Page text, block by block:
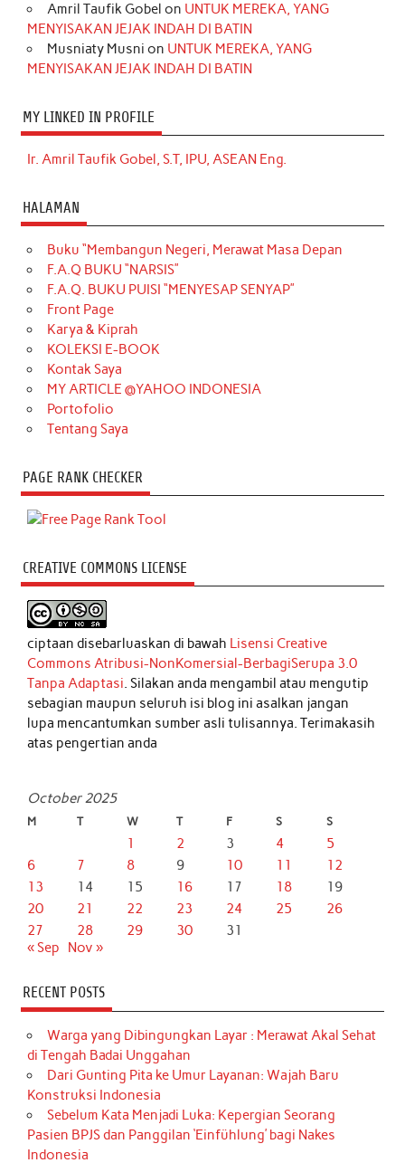
Amril Taufik Gobel on UNTUK MEREKA, YANG
MENYISAKAN JEJAK INDAH DI BATIN
Musniaty Musni on UNTUK MEREKA, YANG
MENYISAKAN JEJAK INDAH DI BATIN
MY LINKED IN PROFILE
Ir. Amril Taufik Gobel, S.T, IPU, ASEAN Eng.
HALAMAN
Buku “Membangun Negeri, Merawat Masa Depan
F.A.Q BUKU “NARSIS”
F.A.Q. BUKU PUISI “MENYESAP SENYAP”
Front Page
Karya & Kiprah
KOLEKSI E-BOOK
Kontak Saya
MY ARTICLE @YAHOO INDONESIA
Portofolio
Tentang Saya
PAGE RANK CHECKER
CREATIVE COMMONS LICENSE
ciptaan disebarluaskan di bawah Lisensi Creative
Commons Atribusi-NonKomersial-BerbagiSerupa 3.0
Tanpa Adaptasi. Silakan anda mengambil atau mengutip
sebagian maupun seluruh isi blog ini asalkan jangan
lupa mencantumkan sumber asli tulisannya. Terimakasih
atas pengertian anda
October 2025
M T W T F S S
1 2 3 4
5
6
7 8 9 10 11
12
13
14 15 16 17 18
19
20
21 22 23 24 25
26
27
28 29 30
31
« Sep
Nov »
RECENT POSTS
Warga yang Dibingungkan Layar : Merawat Akal Sehat
di Tengah Badai Unggahan
Dari Gunting Pita ke Umur Layanan: Wajah Baru
Konstruksi Indonesia
Sebelum Kata Menjadi Luka: Kepergian Seorang
Pasien BPJS dan Panggilan ‘Einfühlung’ bagi Nakes
Indonesia